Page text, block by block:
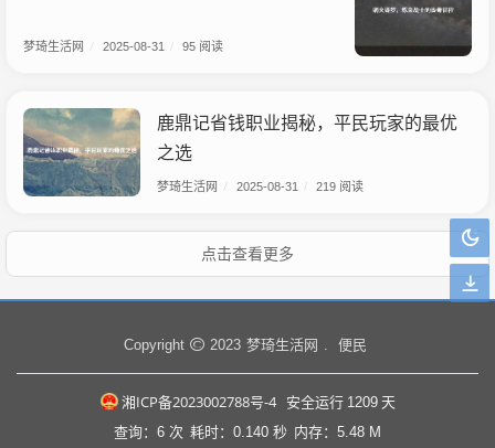
梦琦生活网 2025-08-31 95 阅读
鹿鼎记省钱职业揭秘，平民玩家的最优
之选
梦琦生活网 2025-08-31 219 阅读
点击查看更多
Copyright 2023 梦琦生活网 便民
湘ICP备2023002788号-4 安全运行 1209 天
查询：6 次 耗时：0.140 秒 内存：5.48 M